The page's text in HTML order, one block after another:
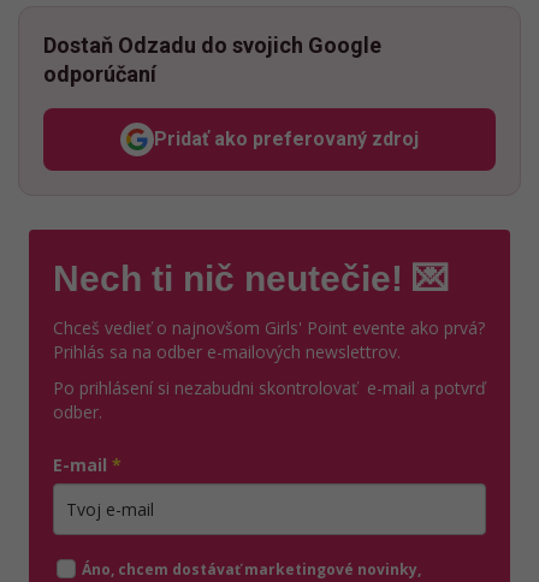
Dostaň Odzadu do svojich Google
odporúčaní
Pridať ako preferovaný zdroj
Odzadu, odkaz sa otvorí v
Nech ti nič neutečie! 💌
Chceš vedieť o najnovšom Girls' Point evente ako prvá?
Prihlás sa na odber e-mailových newslettrov.
Po prihlásení si nezabudni skontrolovať e-mail a potvrď
odber.
E-mail *
Áno, chcem dostávať marketingové novinky,